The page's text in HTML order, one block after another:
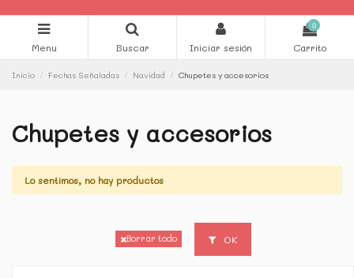
Menu Buscar Iniciar sesión
0
Carrito
Inicio Fechas Señaladas Navidad Chupetes y accesorios
Chupetes y accesorios
Lo sentimos, no hay productos
Borrar todo OK